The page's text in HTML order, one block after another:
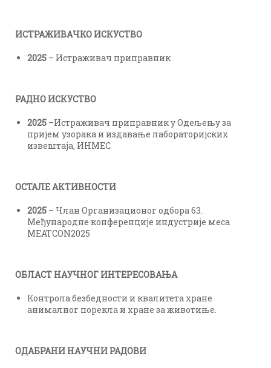
ИСТРАЖИВАЧКО ИСКУСТВО
2025 – Истраживач приправник
РАДНО ИСКУСТВО
2025 –Истраживач приправник у Одељењу за
пријем узорака и издавање лабораторијских
извештаја, ИНМЕС
ОСТАЛЕ АКТИВНОСТИ
2025 – Члан Организационог одбора 63.
Међународне конференције индустријe меса
MEATCON2025
ОБЛАСТ НАУЧНОГ ИНТЕРЕСОВАЊА
Контрола безбедности и квалитета хране
анималног порекла и хране за животиње.
ОДАБРАНИ НАУЧНИ РАДОВИ